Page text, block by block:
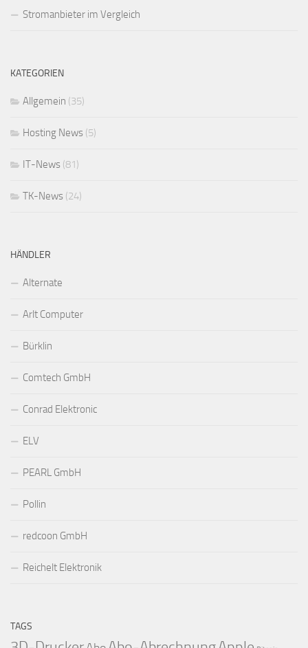
Stromanbieter im Vergleich
KATEGORIEN
Allgemein (35)
Hosting News (5)
IT-News (81)
TK-News (24)
HÄNDLER
Alternate
Arlt Computer
Bürklin
Comtech GmbH
Conrad Elektronic
ELV
PEARL GmbH
Pollin
redcoon GmbH
Reichelt Elektronik
TAGS